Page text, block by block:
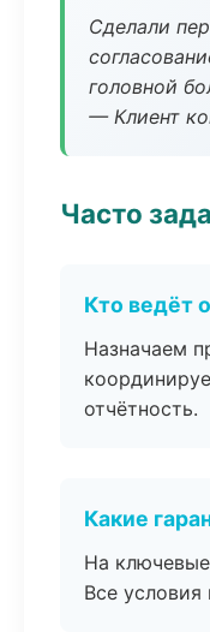
Сделали
головной
— Клиент
Часто
Кто ведёт
Назначаем
отчётность.
Какие
На
Все условия